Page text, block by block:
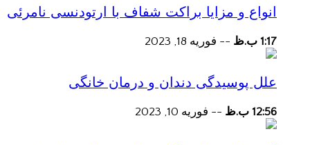
انواع و مزایا براکت شفاف با ارتودنسی نامرئی
1:17 ب.ظ -- فوریه 18, 2023
علل پوسیدگی دندان و درمان خانگی
12:56 ب.ظ -- فوریه 10, 2023